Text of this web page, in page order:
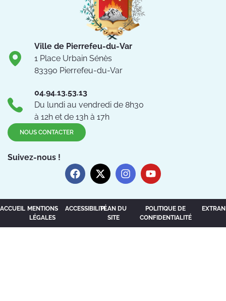
Ville de Pierrefeu-du-Var
1 Place Urbain Sénès
83390 Pierrefeu-du-Var
04.94.13.53.13
Du lundi au vendredi de 8h30
à 12h et de 13h à 17h
NOUS CONTACTER
Suivez-nous !
ACCUEIL MENTIONS
LÉGALES
ACCESSIBILITÉPLAN DU
SITE
POLITIQUE DE
CONFIDENTIALITÉ